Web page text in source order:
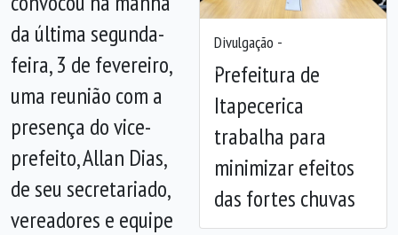
Divulgação -
Prefeitura de
Itapecerica
trabalha para
minimizar efeitos
das fortes chuvas
Anterior
da última segunda-
feira, 3 de fevereiro,
uma reunião com a
presença do vice-
prefeito, Allan Dias,
de seu secretariado,
vereadores e equipe